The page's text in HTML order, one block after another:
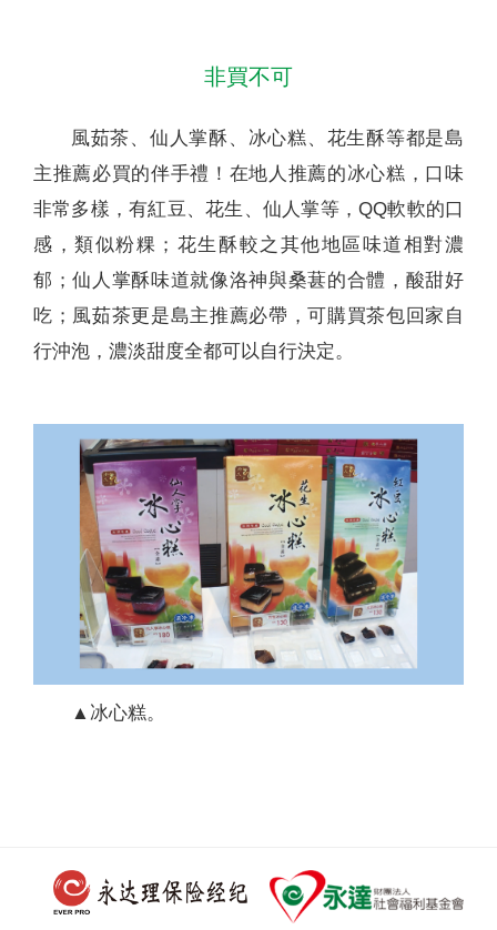
非買不可
風茹茶、仙人掌酥、冰心糕、花生酥等都是島
主推薦必買的伴手禮！在地人推薦的冰心糕，口味
非常多樣，有紅豆、花生、仙人掌等，QQ軟軟的口
感，類似粉粿；花生酥較之其他地區味道相對濃
郁；仙人掌酥味道就像洛神與桑葚的合體，酸甜好
吃；風茹茶更是島主推薦必帶，可購買茶包回家自
行沖泡，濃淡甜度全都可以自行決定。
▲冰心糕。